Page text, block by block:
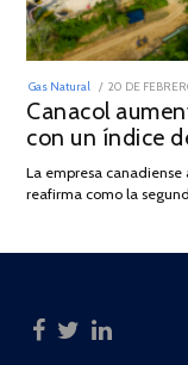
Gas Natural
POSTED
ON
20 DE
Canacol
con un índice
La empresa
reafirma como la